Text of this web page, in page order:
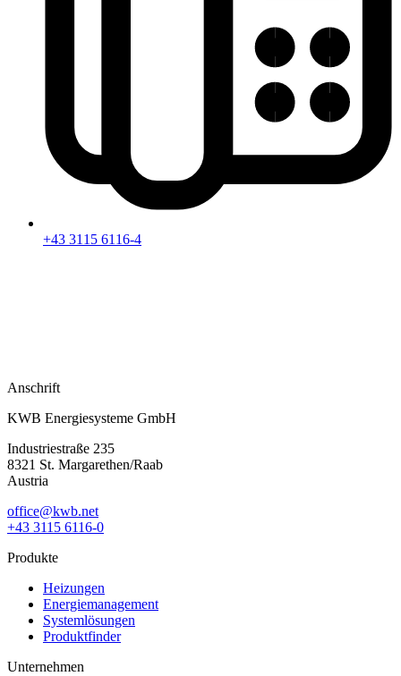
+43 3115 6116-4
Anschrift
KWB Energiesysteme GmbH
Industriestraße 235
8321 St. Margarethen/Raab
Austria
office@kwb.net
+43 3115 6116-0
Produkte
Heizungen
Energiemanagement
Systemlösungen
Produktfinder
Unternehmen